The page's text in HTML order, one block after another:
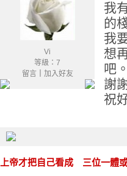
Vi
等級：7
留言｜ 加入好友
我
的
我
想
吧。
謝
祝
上帝才把自己看成 三位一體